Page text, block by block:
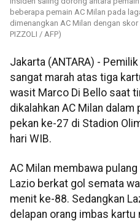
beberapa pemain AC Milan pada
dimenangkan AC Milan dengan
PIZZOLI / AFP)
Jakarta (ANTARA) -
sangat marah atas tiga
wasit Marco Di Bello saat
dikalahkan AC Milan
pekan ke-27 di Stadion
hari WIB.
AC Milan membawa
Lazio berkat gol semata
menit ke-88. Sedangkan
delapan orang imbas